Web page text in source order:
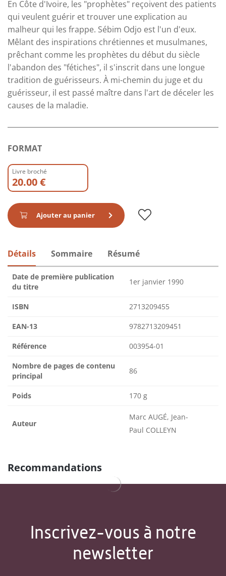
En Côte d'Ivoire, les "prophètes" reçoivent des patients
qui veulent guérir et trouver une explication au
malheur qui les frappe. Sébim Odjo est l'un d'eux.
Mêlant des inspirations chrétiennes et musulmanes,
prêchant comme les prophètes du début du siècle
l'abandon des "fétiches", il s'inscrit dans une longue
tradition de guérisseurs. À mi-chemin du juge et du
guérisseur, il est passé maître dans l'art de déceler les
causes de la maladie.
FORMAT
Livre broché
20.00 €
Ajouter au panier
Détails Sommaire Résumé
Date de première publication
du titre
1er janvier 1990
ISBN 2713209455
EAN-13 9782713209451
Référence 003954-01
Nombre de pages de contenu
principal
86
Poids 170 g
Auteur
Marc AUGÉ, Jean-
Paul COLLEYN
Recommandations
Inscrivez-vous à notre
newsletter